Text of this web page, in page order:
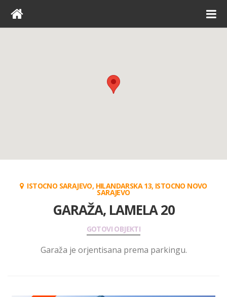
ISTOCNO SARAJEVO, HILANDARSKA 13, ISTOCNO NOVO
SARAJEVO
GARAŽA, LAMELA 20
GOTOVI OBJEKTI
Garaža je orjentisana prema parkingu.